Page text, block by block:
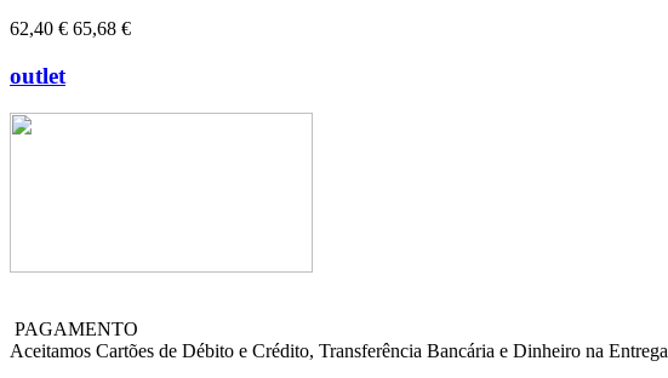
62,40 € 65,68 €
outlet
PAGAMENTO
Aceitamos Cartões de Débito e Crédito, Transferência Bancária e Dinheiro na Entrega